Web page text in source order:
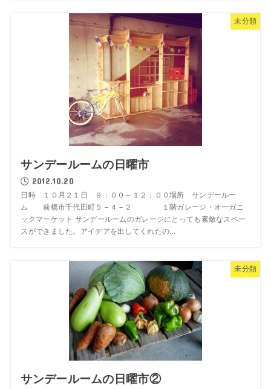
未分類
サンデールームの日曜市
2012.10.20
日時 １０月２１日 ９：００～１２：００場所 サンデールー
ム 前橋市千代田町５－４－２ １階ガレージ・オーガニ
ックマーケット サンデールームのガレージにとっても素敵なスペー
スができました。アイデアを出してくれたの...
未分類
サンデールームの日曜市②